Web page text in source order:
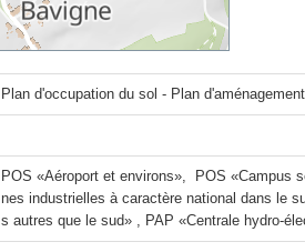
Plan d'occupation du sol - Plan
POS «Aéroport et environs»,  POS «Campus
nes industrielles à caractère national dans le
s autres que le sud» , PAP «Centrale hydro-